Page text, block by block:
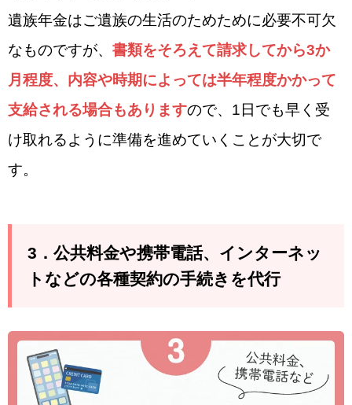
遺族年金はご遺族の生活のためために必要不可欠
なものですが、 書類をそろえて請求してから3か
月程度、内容や時期によっては半年程度かかって
支給される場合もありますので、1日でも早く受
け取れるように準備を進めていくことが大切で
す。
3．公共料金や携帯電話、インターネッ
トなどの各種契約の手続きを代行